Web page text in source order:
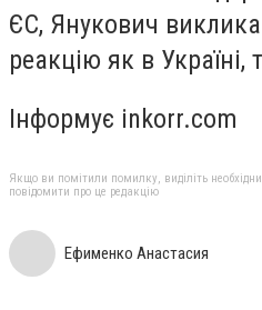
ЄС, Янукович
реакцію як в Україні,
Інформує inkorr.com
Якщо ви помітили помилку, виділіть
повідомити про це редакцію
Ефименко Анастасия